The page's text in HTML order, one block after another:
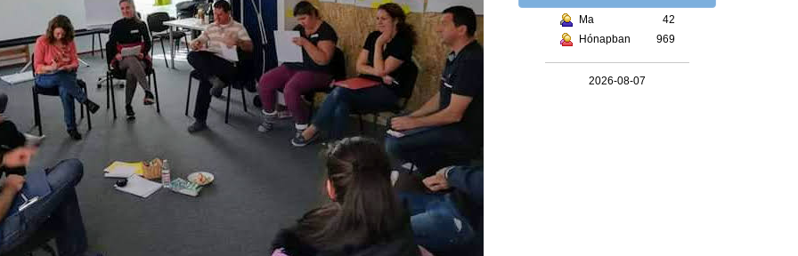
Ma
42
Hónapban
969
2026-08-07